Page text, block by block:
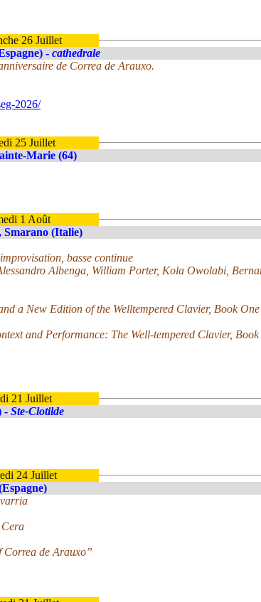
26 Juillet
- cathedrale
de Correa de Arauxo.
2026/
25 Juillet
Marie (64)
1 Août
(Italie)
basse continue
Albenga, William Porter, Kola Owolabi,
a New Edition of the Welltempered Clavier, Book
and Performance: The Well-tempered Clavier,
21 Juillet
- Ste-Clotilde
24 Juillet
Correa de Arauxo”